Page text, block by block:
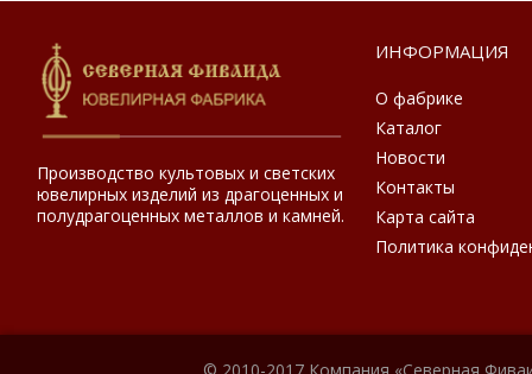
Производство культовых и светских
ювелирных изделий из драгоценных и
полудрагоценных металлов и камней.
ИНФОРМАЦИЯ
О фабрике
Каталог
Новости
Контакты
Карта сайта
Политика